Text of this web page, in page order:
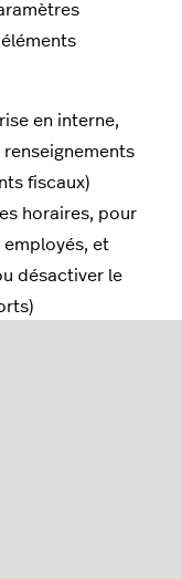
en interne,
fiscaux)
horaires, pour
employés, et
désactiver le